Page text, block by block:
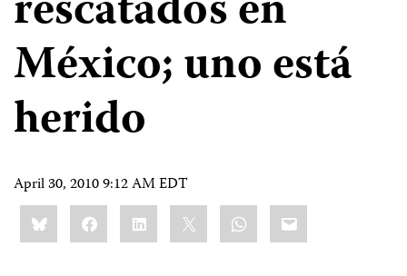
México; uno está
herido
April 30, 2010 9:12 AM EDT
Share
this:BlueskyFacebookLinkedIn WhatsApp
Email